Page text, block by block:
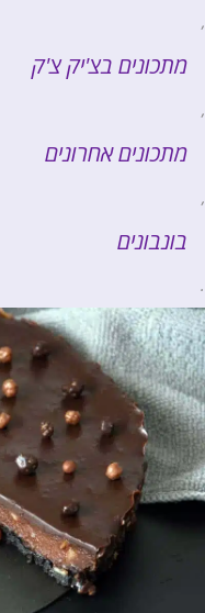
,
מתכונים בצ'יק צ'ק
,
מתכונים אחרונים
,
בונבונים
.